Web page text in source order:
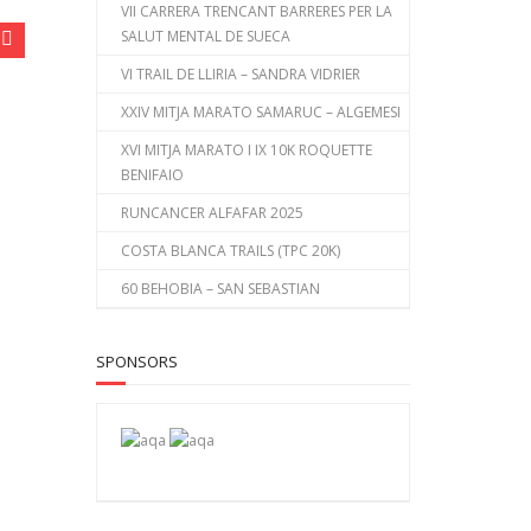
VII CARRERA TRENCANT BARRERES PER LA
SALUT MENTAL DE SUECA
VI TRAIL DE LLIRIA – SANDRA VIDRIER
XXIV MITJA MARATO SAMARUC – ALGEMESI
XVI MITJA MARATO I IX 10K ROQUETTE
BENIFAIO
RUNCANCER ALFAFAR 2025
COSTA BLANCA TRAILS (TPC 20K)
60 BEHOBIA – SAN SEBASTIAN
SPONSORS